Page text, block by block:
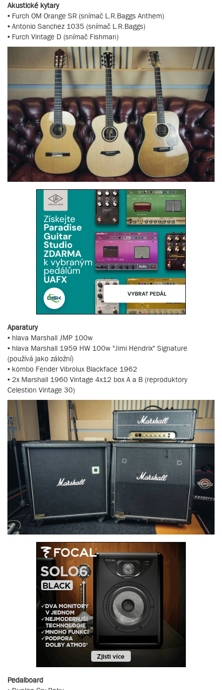
Akustické kytary
• Furch OM Orange SR (snímač L.R.Baggs Anthem)
• Antonio Sanchez 1035 (snímač L.R.Baggs)
• Furch Vintage D (snímač Fishman)
Aparatury
• hlava Marshall JMP 100w
• hlava Marshall 1959 HW 100w "Jimi Hendrix" Signature
(používá jako záložní)
• kombo Fender Vibrolux Blackface 1962
• 2x Marshall 1960 Vintage 4x12 box A a B (reproduktory
Celestion Vintage 30)
Pedalboard